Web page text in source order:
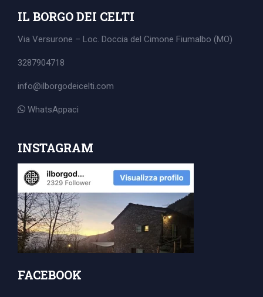
IL BORGO DEI CELTI
Via Versurone – Loc. Doccia del Cimone Fiumalbo (MO)
3287904718
info@ilborgodeicelti.com
WhatsAppaci
INSTAGRAM
FACEBOOK